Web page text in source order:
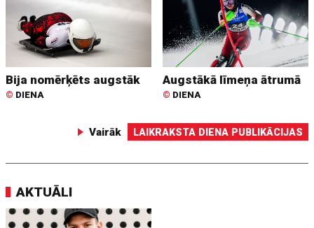
Bija nomērķēts augstāk
© DIENA
Augstākā līmeņa ātrumā
© DIENA
Vairāk LAIKRAKSTA DIENA PUBLIKĀCIJAS
AKTUĀLI